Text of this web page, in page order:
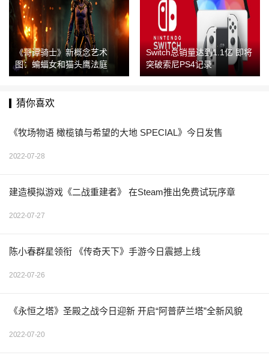
《哥谭骑士》新概念艺术
图：蝙蝠女和猫头鹰法庭
Switch总销量达到1.1亿 即将
突破索尼PS4记录
猜你喜欢
《牧场物语 橄榄镇与希望的大地 SPECIAL》今日发售
2022-07-28
建造模拟游戏《二战重建者》 在Steam推出免费试玩序章
2022-07-27
陈小春群星领衔 《传奇天下》手游今日震撼上线
2022-07-26
《永恒之塔》圣殿之战今日迎新 开启“阿普萨兰塔”全新风貌
2022-07-20